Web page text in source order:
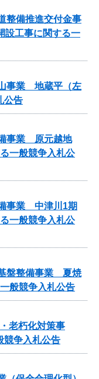
整備推進交付金事
工事に関する一
事業 地蔵平（左
公告
備事業 原元越地
一般競争入札公
事業 中津川1期
一般競争入札公
盤整備事業 夏焼
般競争入札公告
老朽化対策事
争入札公告